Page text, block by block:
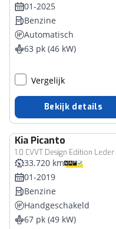
01-2025
Benzine
Automatisch
63 pk (46 kW)
Vergelijk
Bekijk details
Kia Picanto
1.0 CVVT Design Edition Leder
33.720 km
01-2019
Benzine
Handgeschakeld
67 pk (49 kW)